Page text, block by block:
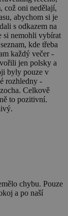
což oni nedělají,
abychom si je
s odkazem na
si nemohli vybírat
kde třeba
každý večer -
jen polsky a
byly pouze v
rozhledny -
Celkově
to pozitivní.
chybu. Pouze
a po naší